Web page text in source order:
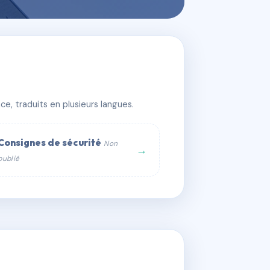
traduits en plusieurs langues.
de sécurité Non
→